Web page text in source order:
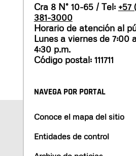
Cra 8 N° 10-65 / Tel: +57
381-3000
Horario de atención al
Lunes a viernes de 7:00
4:30 p.m.
Código postal: 111711
NAVEGA POR PORTAL
Conoce el mapa del sitio
Entidades de control